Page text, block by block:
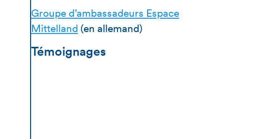
Groupe d’ambassadeurs Espace
Mittelland (en allemand)
Témoignages